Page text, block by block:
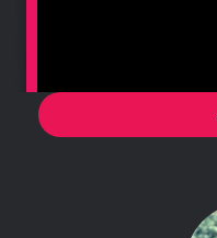
Block B